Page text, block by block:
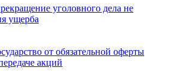
уголовного дела не
ущерба
от обязательной оферты
акций